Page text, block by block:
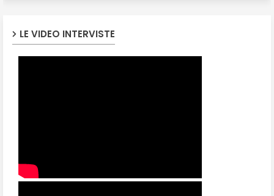
LE VIDEO INTERVISTE